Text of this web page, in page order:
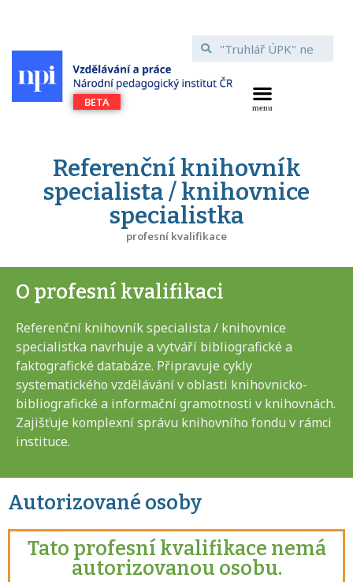
Referenční knihovník
specialista / knihovnice
specialistka
profesní kvalifikace
O profesní kvalifikaci
Referenční knihovník specialista / knihovnice
specialistka navrhuje a vytváří bibliografické a
faktografické databáze. Připravuje cykly
systematického vzdělávání v oblasti knihovnicko-
bibliografické a informační gramotnosti v knihovnách.
Zajišťuje komplexní správu knihovního fondu v rámci
instituce.
Autorizované osoby
Tato profesní kvalifikace nemá
autorizovanou osobu.